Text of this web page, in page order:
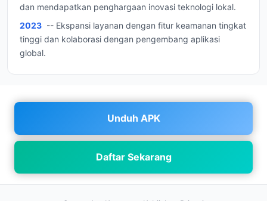
dan mendapatkan penghargaan inovasi teknologi lokal.
2023 -- Ekspansi layanan dengan fitur keamanan tingkat
tinggi dan kolaborasi dengan pengembang aplikasi
global.
Unduh APK
Daftar Sekarang